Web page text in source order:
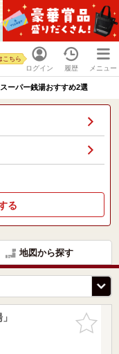
ログイン
こちら
履歴 メニュー
ーパー銭湯おすすめ2選
る
地図から探す
お気に入
りに追加